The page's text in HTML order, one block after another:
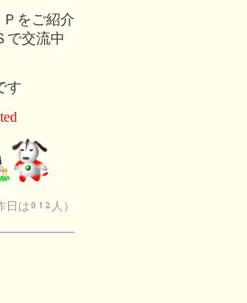
をご紹介
で交流中
す
日は 人）